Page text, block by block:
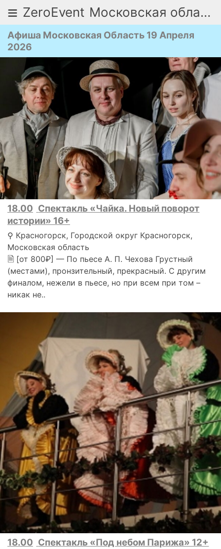
≡ ZeroEvent Московская область
Афиша Московская Область 19 Апреля
2026
18.00 Спектакль «Чайка. Новый поворот
истории» 16+
⚲ Красногорск, Городской округ Красногорск,
Московская область
🗎 [от 800₽] — По пьесе А. П. Чехова Грустный
(местами), пронзительный, прекрасный. С другим
финалом, нежели в пьесе, но при всем при том –
никак не..
18.00 Спектакль «Под небом Парижа» 12+